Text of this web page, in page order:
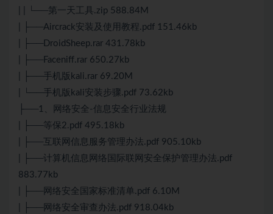
| | └──第一天工具.zip 588.84M
| ├──Aircrack安装及使用教程.pdf 151.46kb
| ├──DroidSheep.rar 431.78kb
| ├──Faceniff.rar 650.27kb
| ├──手机版kali.rar 69.20M
| └──手机版kali安装步骤.pdf 73.62kb
├──1、网络安全-信息安全行业法规
| ├──等保2.pdf 495.18kb
| ├──互联网信息服务管理办法.pdf 905.10kb
| ├──计算机信息网络国际联网安全保护管理办法.pdf
883.77kb
| ├──网络安全国家标准清单.pdf 6.10M
| ├──网络安全审查办法.pdf 918.04kb